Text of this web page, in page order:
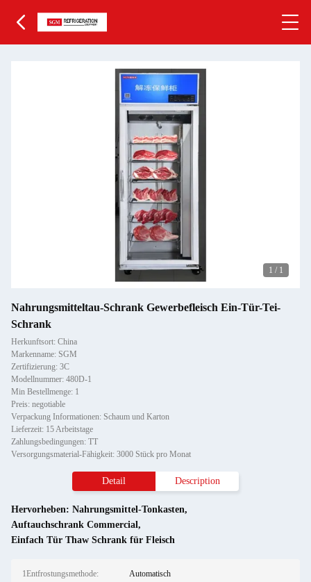
1 / 1
Nahrungsmitteltau-Schrank Gewerbefleisch Ein-Tür-Tei-
Schrank
Herkunftsort: China
Markenname: SGM
Zertifizierung: 3C
Modellnummer: 480D-1
Min Bestellmenge: 1
Preis: negotiable
Verpackung Informationen: Schaum und Karton
Lieferzeit: 15 Arbeitstage
Zahlungsbedingungen: TT
Versorgungsmaterial-Fähigkeit: 3000 Stück pro Monat
Detail Description
Hervorheben: Nahrungsmittel-Tonkasten,
Auftauchschrank Commercial,
Einfach Tür Thaw Schrank für Fleisch
1Entfrostungsmethode: Automatisch